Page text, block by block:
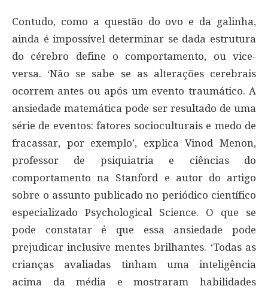
Contudo, como a questão do ovo e da galinha,
ainda é impossível determinar se dada estrutura
do cérebro define o comportamento, ou vice-
versa. ‘Não se sabe se as alterações cerebrais
ocorrem antes ou após um evento traumático. A
ansiedade matemática pode ser resultado de uma
série de eventos: fatores socioculturais e medo de
fracassar, por exemplo’, explica Vinod Menon,
professor de psiquiatria e ciências do
comportamento na Stanford e autor do artigo
sobre o assunto publicado no periódico científico
especializado Psychological Science. O que se
pode constatar é que essa ansiedade pode
prejudicar inclusive mentes brilhantes. ‘Todas as
crianças avaliadas tinham uma inteligência
acima da média e mostraram habilidades